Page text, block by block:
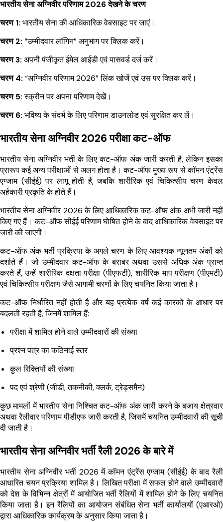
भारतीय सेना अग्निवीर परिणाम 2026 देखने के चरण
चरण 1: भारतीय सेना की आधिकारिक वेबसाइट पर जाएं।
चरण 2: “उम्मीदवार लॉगिन” अनुभाग पर क्लिक करें।
चरण 3: अपनी पंजीकृत ईमेल आईडी एवं पासवर्ड दर्ज करें।
चरण 4: “अग्निवीर परिणाम 2026” लिंक खोजें एवं उस पर क्लिक करें।
चरण 5:स्क्रीन पर अपना परिणाम देखें।
चरण 6: भविष्य के संदर्भ के लिए परिणाम डाउनलोड एवं सुरक्षित कर लें।
भारतीय सेना अग्निवीर 2026 परीक्षा कट-ऑफ
भारतीय सेना अग्निवीर भर्ती के लिए कट-ऑफ अंक जारी करती है, लेकिन इसका
प्रारूप कई अन्य परीक्षाओं से अलग होता है। कट-ऑफ मुख्य रूप से कॉमन एंट्रेंस
एग्जाम (सीईई) पर लागू होती है, जबकि शारीरिक एवं चिकित्सीय चरण केवल
अर्हकारी प्रकृति के होते हैं।
भारतीय सेना अग्निवीर 2026 के लिए आधिकारिक कट-ऑफ अंक अभी जारी नहीं
किए गए हैं। कट-ऑफ सीईई परिणाम घोषित होने के बाद आधिकारिक वेबसाइट पर
जारी की जाएगी।
कट-ऑफ अंक भर्ती प्रक्रिया के अगले चरण के लिए आवश्यक न्यूनतम अंकों को
दर्शाते हैं। जो उम्मीदवार कट-ऑफ के बराबर अथवा उससे अधिक अंक प्राप्त
करते हैं, उन्हें शारीरिक दक्षता परीक्षा (पीएफटी), शारीरिक माप परीक्षण (पीएमटी)
एवं चिकित्सीय परीक्षण जैसे आगामी चरणों के लिए चयनित किया जाता है।
कट-ऑफ निर्धारित नहीं होती है और यह प्रत्येक वर्ष कई कारकों के आधार पर
बदलती रहती है, जिनमें शामिल हैं:
परीक्षा में शामिल होने वाले उम्मीदवारों की संख्या
प्रश्न पत्र का कठिनाई स्तर
कुल रिक्तियों की संख्या
पद एवं श्रेणी (जीडी, तकनीकी, क्लर्क, ट्रेड्समैन)
कुछ मामलों में भारतीय सेना निश्चित कट-ऑफ अंक जारी करने के बजाय क्षेत्रवार
अथवा रैलीवार परिणाम पीडीएफ जारी करती है, जिसमें चयनित उम्मीदवारों की सूची
दी जाती है।
भारतीय सेना अग्निवीर भर्ती रैली 2026 के बारे में
भारतीय सेना अग्निवीर भर्ती 2026 में कॉमन एंट्रेंस एग्जाम (सीईई) के बाद रैली
आधारित चयन प्रक्रिया शामिल है। लिखित परीक्षा में सफल होने वाले उम्मीदवारों
को देश के विभिन्न क्षेत्रों में आयोजित भर्ती रैलियों में शामिल होने के लिए चयनित
किया जाता है। इन रैलियों का आयोजन संबंधित सेना भर्ती कार्यालयों (एआरओ)
द्वारा आधिकारिक कार्यक्रम के अनुसार किया जाता है।